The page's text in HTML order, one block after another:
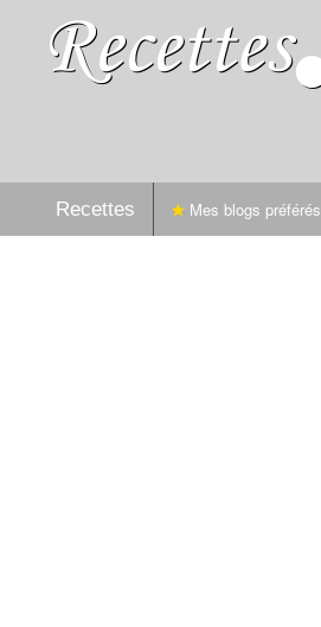
Recettes Mes blogs préférés